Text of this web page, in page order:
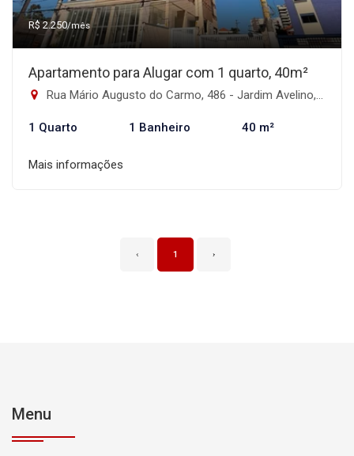
R$ 2.250/mês
Apartamento para Alugar com 1 quarto, 40m²
Rua Mário Augusto do Carmo, 486 - Jardim Avelino, São Paulo-SP
1 Quarto 1 Banheiro 40 m²
Mais informações
‹ 1 ›
Menu